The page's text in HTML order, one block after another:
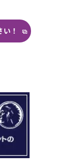
んでした。
てほしいと
にたどり着
ヒビや1箇所
したが、こ
の差し替え
！